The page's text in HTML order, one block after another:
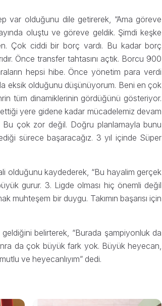
var olduğunu dile getirerek, “Ama göreve
oluştu ve göreve geldik. Şimdi keşke
Çok ciddi bir borç vardı. Bu kadar borç
Önce transfer tahtasını açtık. Borcu 900
hepsi hibe. Önce yönetim para verdi
eksik olduğunu düşünüyorum. Beni en çok
tüm dinamiklerinin gördüğünü gösteriyor.
yere gidene kadar mücadelemiz devam
Bu çok zor değil. Doğru planlamayla bunu
sürece başaracağız. 3 yıl içinde Süper
olduğunu kaydederek, “Bu hayalim gerçek
gurur. 3. Ligde olması hiç önemli değil
muhteşem bir duygu. Takımın başarısı için
belirterek, “Burada şampiyonluk da
da çok büyük fark yok. Büyük heyecan,
ve heyecanlıyım” dedi.